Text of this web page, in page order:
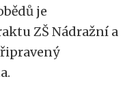
je
ZŠ Nádražní a